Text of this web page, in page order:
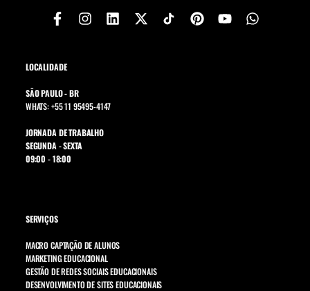
LOCALIDADE
SÃO PAULO - BR
WHATS: +55 11 95495-4147
JORNADA DE TRABALHO
SEGUNDA - SEXTA
09:00 - 18:00
SERVIÇOS
MACRO CAPTAÇÃO DE ALUNOS
MARKETING EDUCACIONAL
GESTÃO DE REDES SOCIAIS EDUCACIONAIS
DESENVOLVIMENTO DE SITES EDUCACIONAIS